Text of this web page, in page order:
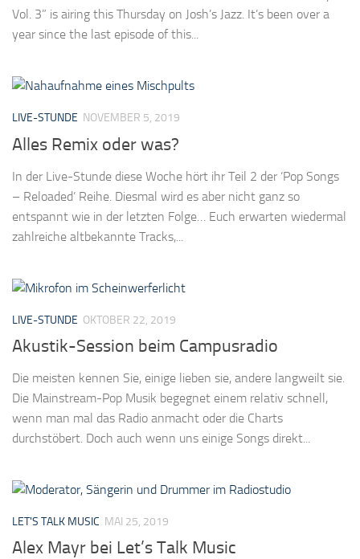
Vol. 3” is airing this Thursday on Josh’s Jazz. It’s been over a
year since the last episode of this...
LIVE-STUNDE NOVEMBER 5, 2019
Alles Remix oder was?
In der Live-Stunde diese Woche hört ihr Teil 2 der ‘Pop Songs
– Reloaded’ Reihe. Diesmal wird es aber nicht ganz so
entspannt wie in der letzten Folge… Euch erwarten wiedermal
zahlreiche altbekannte Tracks,...
LIVE-STUNDE OKTOBER 22, 2019
Akustik-Session beim Campusradio
Die meisten kennen Sie, einige lieben sie, andere langweilt sie.
Die Mainstream-Pop Musik begegnet einem relativ schnell,
wenn man mal das Radio anmacht oder die Charts
durchstöbert. Doch auch wenn uns einige Songs direkt...
LET'S TALK MUSIC MAI 25, 2019
Alex Mayr bei Let’s Talk Music